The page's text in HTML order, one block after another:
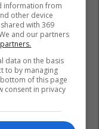
information from
other device
with 369
and our partners
data on the basis
to by managing
of this page
consent in privacy